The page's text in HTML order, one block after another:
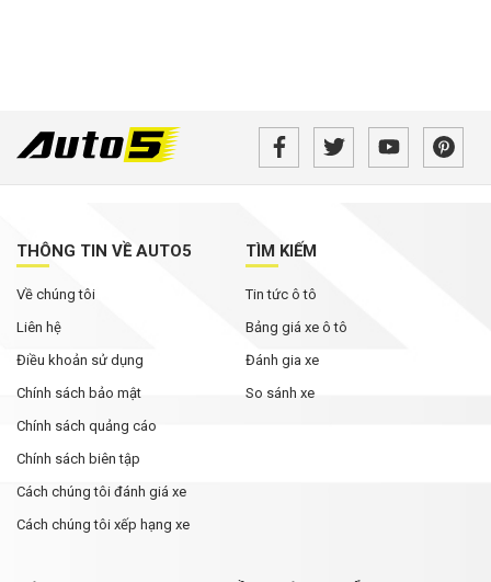
THÔNG TIN VỀ AUTO5
Về chúng tôi
Liên hệ
Điều khoản sử dụng
Chính sách bảo mật
Chính sách quảng cáo
Chính sách biên tập
Cách chúng tôi đánh giá xe
Cách chúng tôi xếp hạng xe
TÌM KIẾM
Tin tức ô tô
Bảng giá xe ô tô
Đánh gia xe
So sánh xe